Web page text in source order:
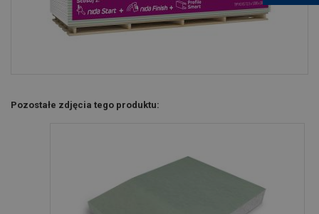
Pozostałe zdjęcia tego produktu: